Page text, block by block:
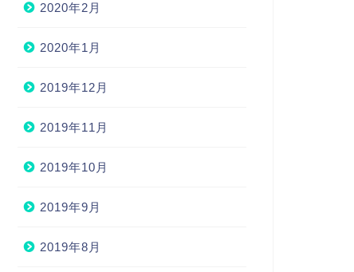
2020年2月
2020年1月
2019年12月
2019年11月
2019年10月
2019年9月
2019年8月